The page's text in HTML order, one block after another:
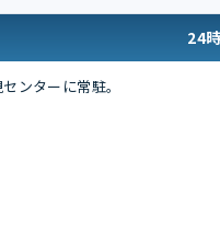
24
ンターに常駐。